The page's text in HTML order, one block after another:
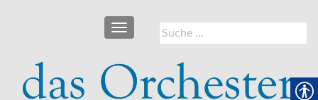
Suche
nach:
SCHALTE NAVIGATION